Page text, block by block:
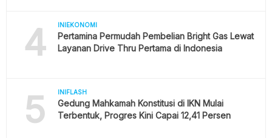
4 INIEKONOMI
Pertamina Permudah Pembelian Bright Gas Lewat
Layanan Drive Thru Pertama di Indonesia
5 INIFLASH
Gedung Mahkamah Konstitusi di IKN Mulai
Terbentuk, Progres Kini Capai 12,41 Persen